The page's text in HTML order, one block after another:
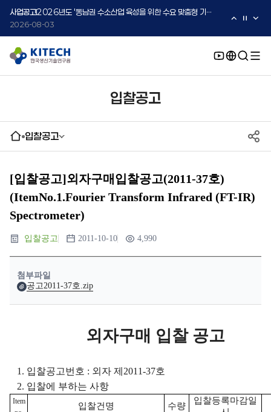
사업공고 2026년도 '동남권 수소산업 육성을 위한 수요 맞춤형 기술지원 사업' 수요기업 2차 모집 공고
2026-08-03
사업공고 2026년도 중소·중견기업 글로벌 시장 진출을 위한 K-Convergence 글로벌 시험·실증 지원 프로그램 모집공고(2차)
2026-08-03
입찰공고
입찰공고
[입찰공고]외자구매입찰공고(2011-37호)
(ItemNo.1.Fourier Transform Infrared (FT-IR)
Spectrometer)
입찰공고 2011-10-10 4,990
첨부파일
공고2011-37호.zip
외자구매 입찰 공고
1. 입찰공고번호 : 외자 제2011-37호
2. 입찰에 부하는 사항
Item
입찰건명 수량
입찰등록마감일